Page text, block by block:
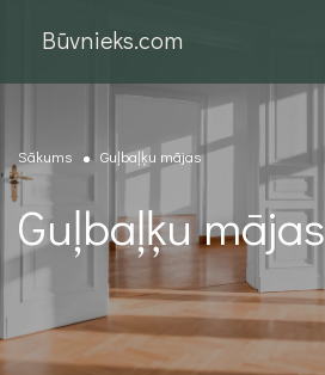
Būvnieks.com
Sākums Guļbaļķu mājas
Guļbaļķu mājas